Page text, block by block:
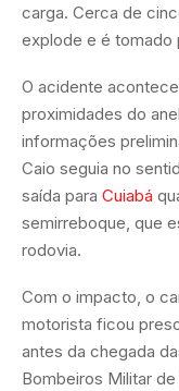
carga. Cerca de
explode e é tomado
O acidente
proximidades do
informações
Caio seguia no
saída para Cuiabá
semirreboque, que
rodovia.
Com o impacto, o
motorista ficou
antes da chegada
Bombeiros Militar